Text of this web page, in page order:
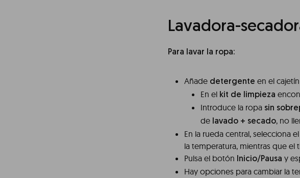
Lavadora-
Para lavar la ropa:
Añade detergente en el
En el kit de limpieza
Introduce la ropa sin
de lavado + secado, no
En la rueda central, selecciona el
la temperatura, mientras que el
Pulsa el botón
Inicio/Pausa y
Hay opciones para cambiar la